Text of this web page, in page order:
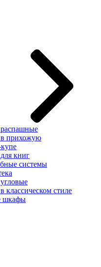
прихожую
книг
системы
стиле
шкафы